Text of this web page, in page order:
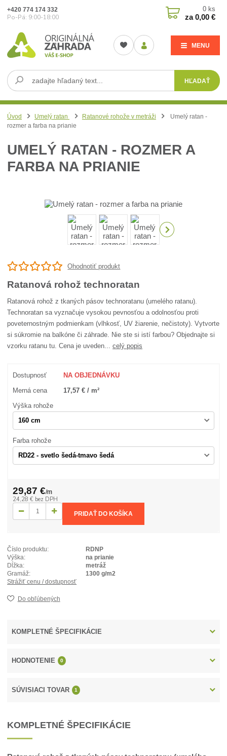
MENU
HĽADAŤ
+420 774 174 332
Po-Pá: 9:00-18:00
0 ks
za0,00 €
Úvod Umelý ratan Ratanové rohože v metráži
Umelý ratan -
rozmer a farba na prianie
UMELÝ RATAN - ROZMER A
FARBA NA PRIANIE
Ohodnotiť produkt
Ratanová rohož technoratan
Ratanová rohož z tkaných pásov technoratanu (umelého ratanu).
Technoratan sa vyznačuje vysokou pevnosťou a odolnosťou proti
poveternostným podmienkam (vlhkosť, UV žiarenie, nečistoty). Vytvorte
si súkromie na balkóne či záhrade. Nie ste si istí farbou? Objednajte si
vzorku ratanu tu. Cena je uveden...celý popis
Dostupnosť NA OBJEDNÁVKU
Merná cena 17,57 € / m²
Výška rohože
Farba rohože
29,87 €/m
24,28 € bez DPH
PRIDAŤ DO KOŠÍKA
Číslo produktu:
RDNP
Výška:
na prianie
Dĺžka:
metráž
Gramáž:
1300 g/m2
Strážiť cenu / dostupnosť
Do obľúbených
KOMPLETNÉ ŠPECIFIKÁCIE
HODNOTENIE 0
SÚVISIACI TOVAR 1
KOMPLETNÉ ŠPECIFIKÁCIE